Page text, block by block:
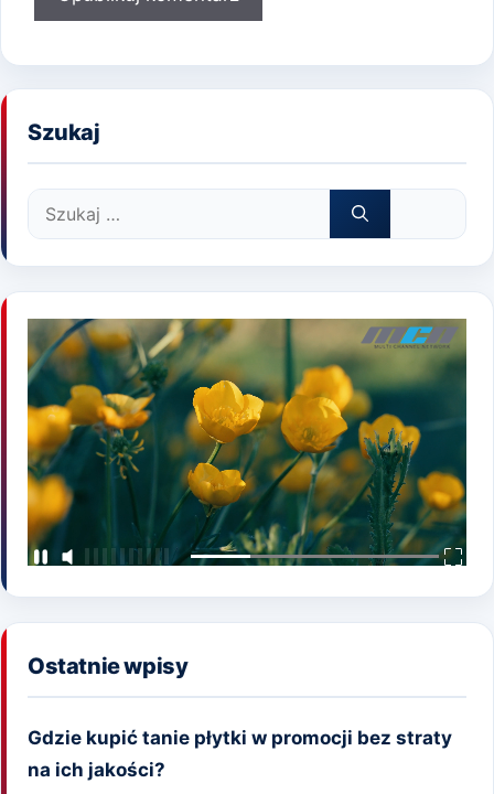
Szukaj
Szukaj:
Ostatnie wpisy
Gdzie kupić tanie płytki w promocji bez straty
na ich jakości?